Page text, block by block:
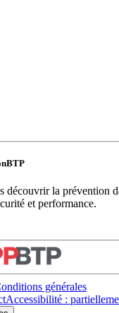
découvrir la prévention
et performance.
générales
Accessibilité :